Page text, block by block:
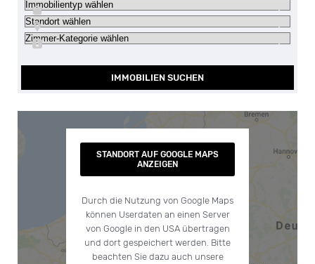
IMMOBILIEN SUCHEN
STANDORT AUF GOOGLE MAPS
ANZEIGEN
Durch die Nutzung von Google Maps
können Userdaten an einen Server
von Google in den USA übertragen
und dort gespeichert werden. Bitte
beachten Sie dazu auch unsere